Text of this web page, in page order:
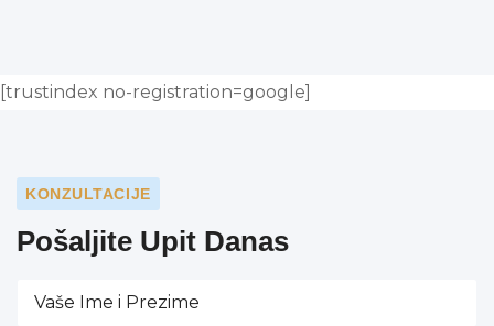
[trustindex no-registration=google]
KONZULTACIJE
Pošaljite Upit Danas